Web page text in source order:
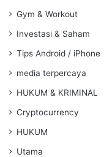
Gym & Workout
Investasi & Saham
Tips Android / iPhone
media terpercaya
HUKUM & KRIMINAL
Cryptocurrency
HUKUM
Utama